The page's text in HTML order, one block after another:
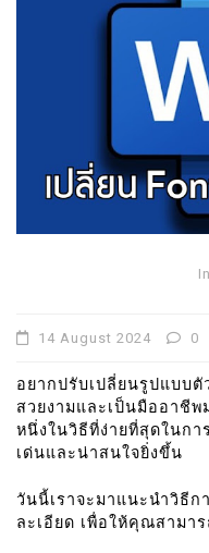
In
14 August 2024 0
อยากปรับเปลี่ยนรูปแบบตั
สวยงามและเป็นมืออาชี
หนึ่งในวิธีที่ง่ายที่สุดในก
เด่นและน่าสนใจยิ่งขึ้น
วันนี้เราจะมาแนะนำวิธีก
ละเอียด เพื่อให้คุณสามา